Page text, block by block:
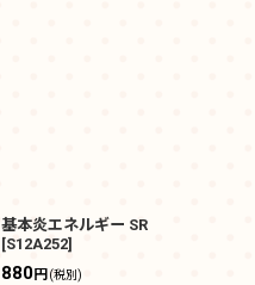
基本炎エネルギー SR
[S12A252]
880円(税別)